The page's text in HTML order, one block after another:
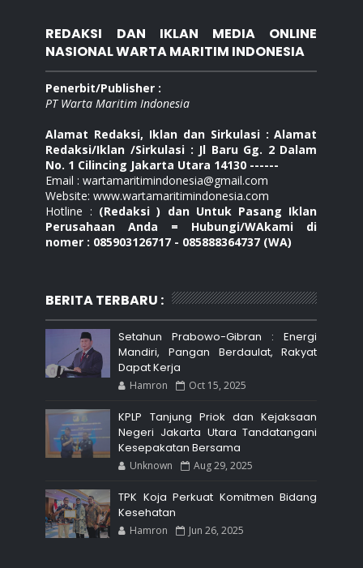
REDAKSI DAN IKLAN MEDIA ONLINE
NASIONAL WARTA MARITIM INDONESIA
Penerbit/Publisher :
PT Warta Maritim Indonesia
Alamat Redaksi, Iklan dan Sirkulasi : Alamat
Redaksi/Iklan /Sirkulasi : Jl Baru Gg. 2 Dalam
No. 1 Cilincing Jakarta Utara 14130 ------
Email : wartamaritimindonesia@gmail.com
Website: www.wartamaritimindonesia.com
Hotline : (Redaksi ) dan Untuk Pasang Iklan
Perusahaan Anda = Hubungi/WAkami di
nomer : 085903126717 - 085888364737 (WA)
BERITA TERBARU :
Setahun Prabowo-Gibran : Energi
Mandiri, Pangan Berdaulat, Rakyat
Dapat Kerja
Hamron Oct 15, 2025
KPLP Tanjung Priok dan Kejaksaan
Negeri Jakarta Utara Tandatangani
Kesepakatan Bersama
Unknown Aug 29, 2025
TPK Koja Perkuat Komitmen Bidang
Kesehatan
Hamron Jun 26, 2025